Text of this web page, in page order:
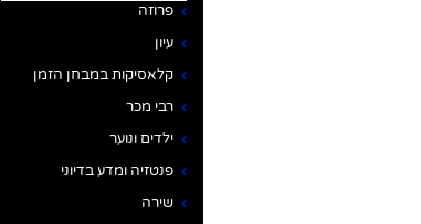
פרוזה
עיון
קלאסיקות במבחן הזמן
רבי מכר
ילדים ונוער
פנטזיה ומדע בדיוני
שירה